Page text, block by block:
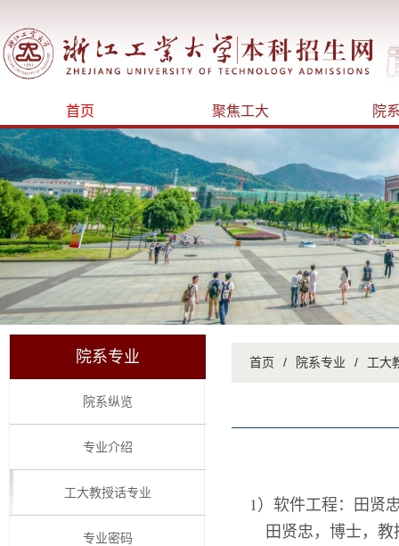
首页 聚焦工大 院
院系专业
院系纵览
专业介绍
工大教授话专业
专业密码
首页 / 院系专业 / 工大
1）软件工程： 田贤
田贤忠，博士，